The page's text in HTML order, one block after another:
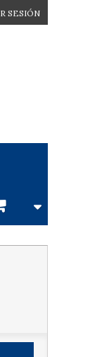
SESIÓN